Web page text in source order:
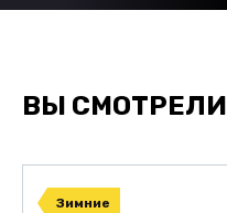
ВЫ СМОТРЕЛИ
Зимние